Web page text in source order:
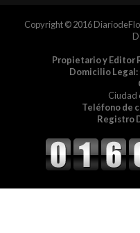
Copyright © 2016
Propietario y Editor
Domicilio Legal:
Ciudad
Teléfono de
Registro